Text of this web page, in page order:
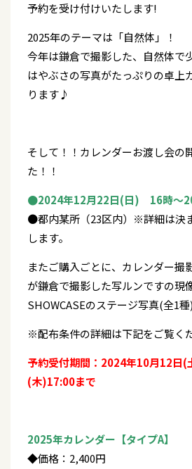
予約を受け付けいたします!
2025年のテーマは「自然体」！
今年は鎌倉で撮影した、自然体で
はやぶさの写真がたっぷりの卓上
ります♪
そして！！カレンダーお渡し会の
た！！
●2024年12月22日(日) 16時～
●都内某所（23区内）※詳細は決
します。
またご購入ごとに、カレンダー撮
が鎌倉で撮影した写ルンですの現
SHOWCASEのステージ写真(全1
※配布条件の詳細は下記をご覧く
予約受付期間：2024年10月12日
(木)17:00まで
2025年カレンダー【タイプA】
◆価格：2,400円